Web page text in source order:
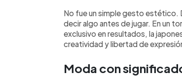
No fue un simple gesto estético.
decir algo antes de jugar. En un
exclusivo en resultados, la
creatividad y libertad de
Moda con